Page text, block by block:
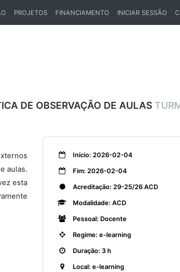
PROJETOS FINANCIAMENTO INICIAR SESSÃO
DE OBSERVAÇÃO DE AULAS
aulas.
esta
Início: 2026-02-04
Fim: 2026-02-04
Acreditação: 29-25/26 ACD
Modalidade: ACD
Pessoal: Docente
Regime: e-learning
Duração: 3 h
Local: e-learning